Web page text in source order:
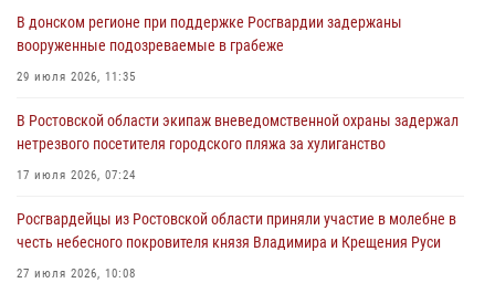
16 июля 2026, 11:27
Конкурс профессионального мастерства взрывотехников прошел в
В донском регионе при поддержке Росгвардии задержаны
вооруженные подозреваемые в грабеже
29 июля 2026, 11:35
В Ростовской области экипаж вневедомственной охраны задержал
нетрезвого посетителя городского пляжа за хулиганство
17 июля 2026, 07:24
Росгвардейцы из Ростовской области приняли участие в молебне в
честь небесного покровителя князя Владимира и Крещения Руси
27 июля 2026, 10:08